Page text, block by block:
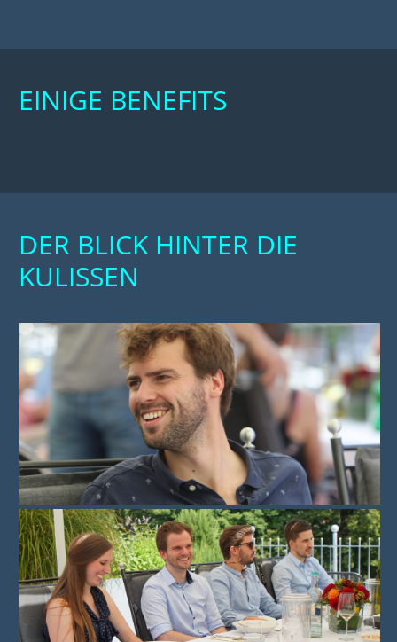
EINIGE BENEFITS
DER BLICK HINTER DIE
KULISSEN